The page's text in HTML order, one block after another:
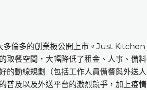
倫多的創業板公開上市。Just Kitchen
取餐空間，大幅降低了租金、人事、備料
的動線規劃（包括工作人員備餐與外送人
普及以及外送平台的激烈競爭，加上疫情